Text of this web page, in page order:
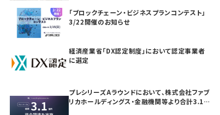
「ブロックチェーン・ビジネスプランコンテスト」
3/22開催のお知らせ
経済産業省「DX認定制度」において認定事業者
に選定
プレシリーズAラウンドにおいて、株式会社ファブ
リカホールディングス・金融機関等より合計3.1